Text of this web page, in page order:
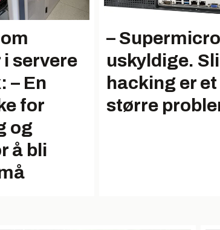
servere
– En
for
og
å bli
–
uskyldige.
hacking er
større